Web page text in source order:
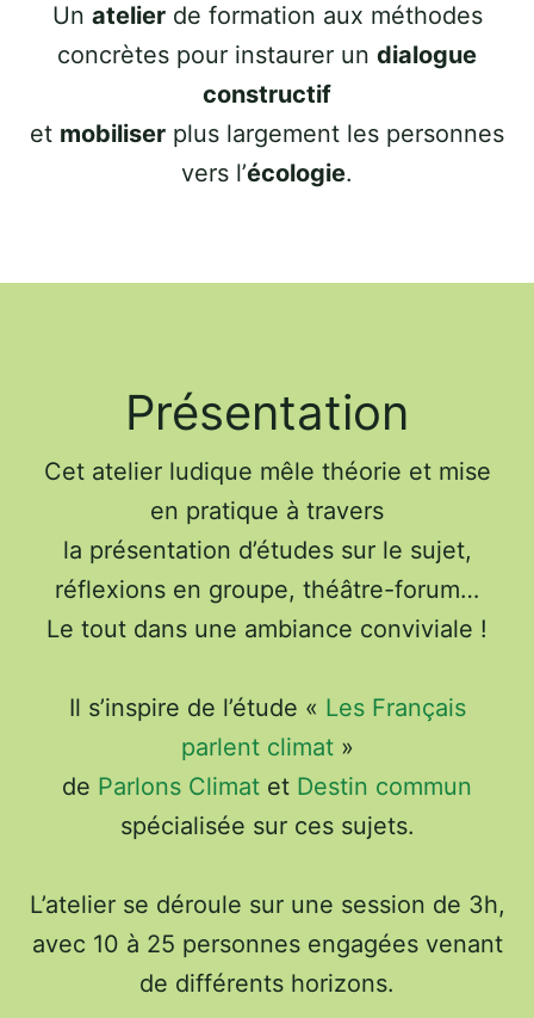
Un atelierde formation aux méthodes
concrètes pour instaurer un dialogue
constructif
et mobiliser plus largement les personnes
vers l’écologie.
Présentation
Cet atelier ludique mêle théorie et mise
en pratique à travers
la présentation d’études sur le sujet,
réflexions en groupe, théâtre-forum…
Le tout dans une ambiance conviviale !
Il s’inspire de l’étude « Les Français
parlent climat»
de Parlons Climat et Destin commun
spécialisée sur ces sujets.
L’atelier se déroule sur une session de 3h,
avec 10 à 25 personnes engagées venant
de différents horizons.